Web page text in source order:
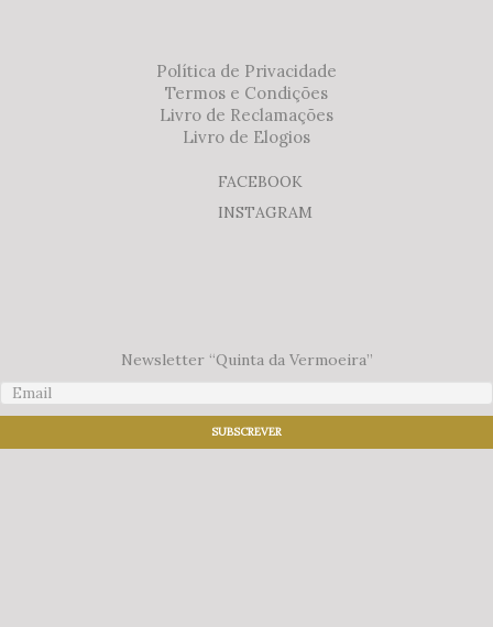
Política de Privacidade
Termos e Condições
Livro de Reclamações
Livro de Elogios
FACEBOOK
INSTAGRAM
Newsletter “Quinta da Vermoeira”